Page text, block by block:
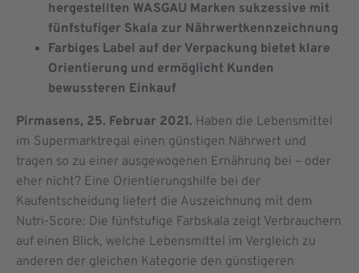
hergestellten WASGAU Marken sukzessive mit
fünfstufiger Skala zur Nährwertkennzeichnung
Farbiges Label auf der Verpackung bietet klare
Orientierung und ermöglicht Kunden
bewussteren Einkauf
Pirmasens, 25. Februar 2021. Haben die Lebensmittel
im Supermarktregal einen günstigen Nährwert und
tragen so zu einer ausgewogenen Ernährung bei – oder
eher nicht? Eine Orientierungshilfe bei der
Kaufentscheidung liefert die Auszeichnung mit dem
Nutri-Score: Die fünfstufige Farbskala zeigt Verbrauchern
auf einen Blick, welche Lebensmittel im Vergleich zu
anderen der gleichen Kategorie den günstigeren